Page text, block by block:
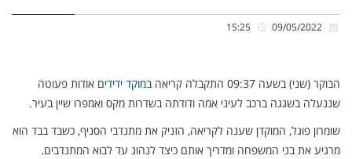
הבוקר (שני) בשעה 09:37 התקבלה קריאה במוקד ידידים אודות פעוטה
שננעלה בשגגה ברכב לעיני אמה ודודתה בשדרות מקס ואמפרו שיין בעיר.
שומרון פוגל, המוקדן שענה לקריאה, הזניק את מתנדבי הסניף, כשבד בבד הוא
מרגיע את בני המשפחה ומדריך אותם כיצד לנהוג עד לבוא המתנדבים.